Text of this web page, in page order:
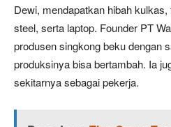
Dewi, mendapatkan hibah
steel, serta laptop. Founder PT
produsen singkong beku dengan
produksinya bisa bertambah. Ia
sekitarnya sebagai pekerja.